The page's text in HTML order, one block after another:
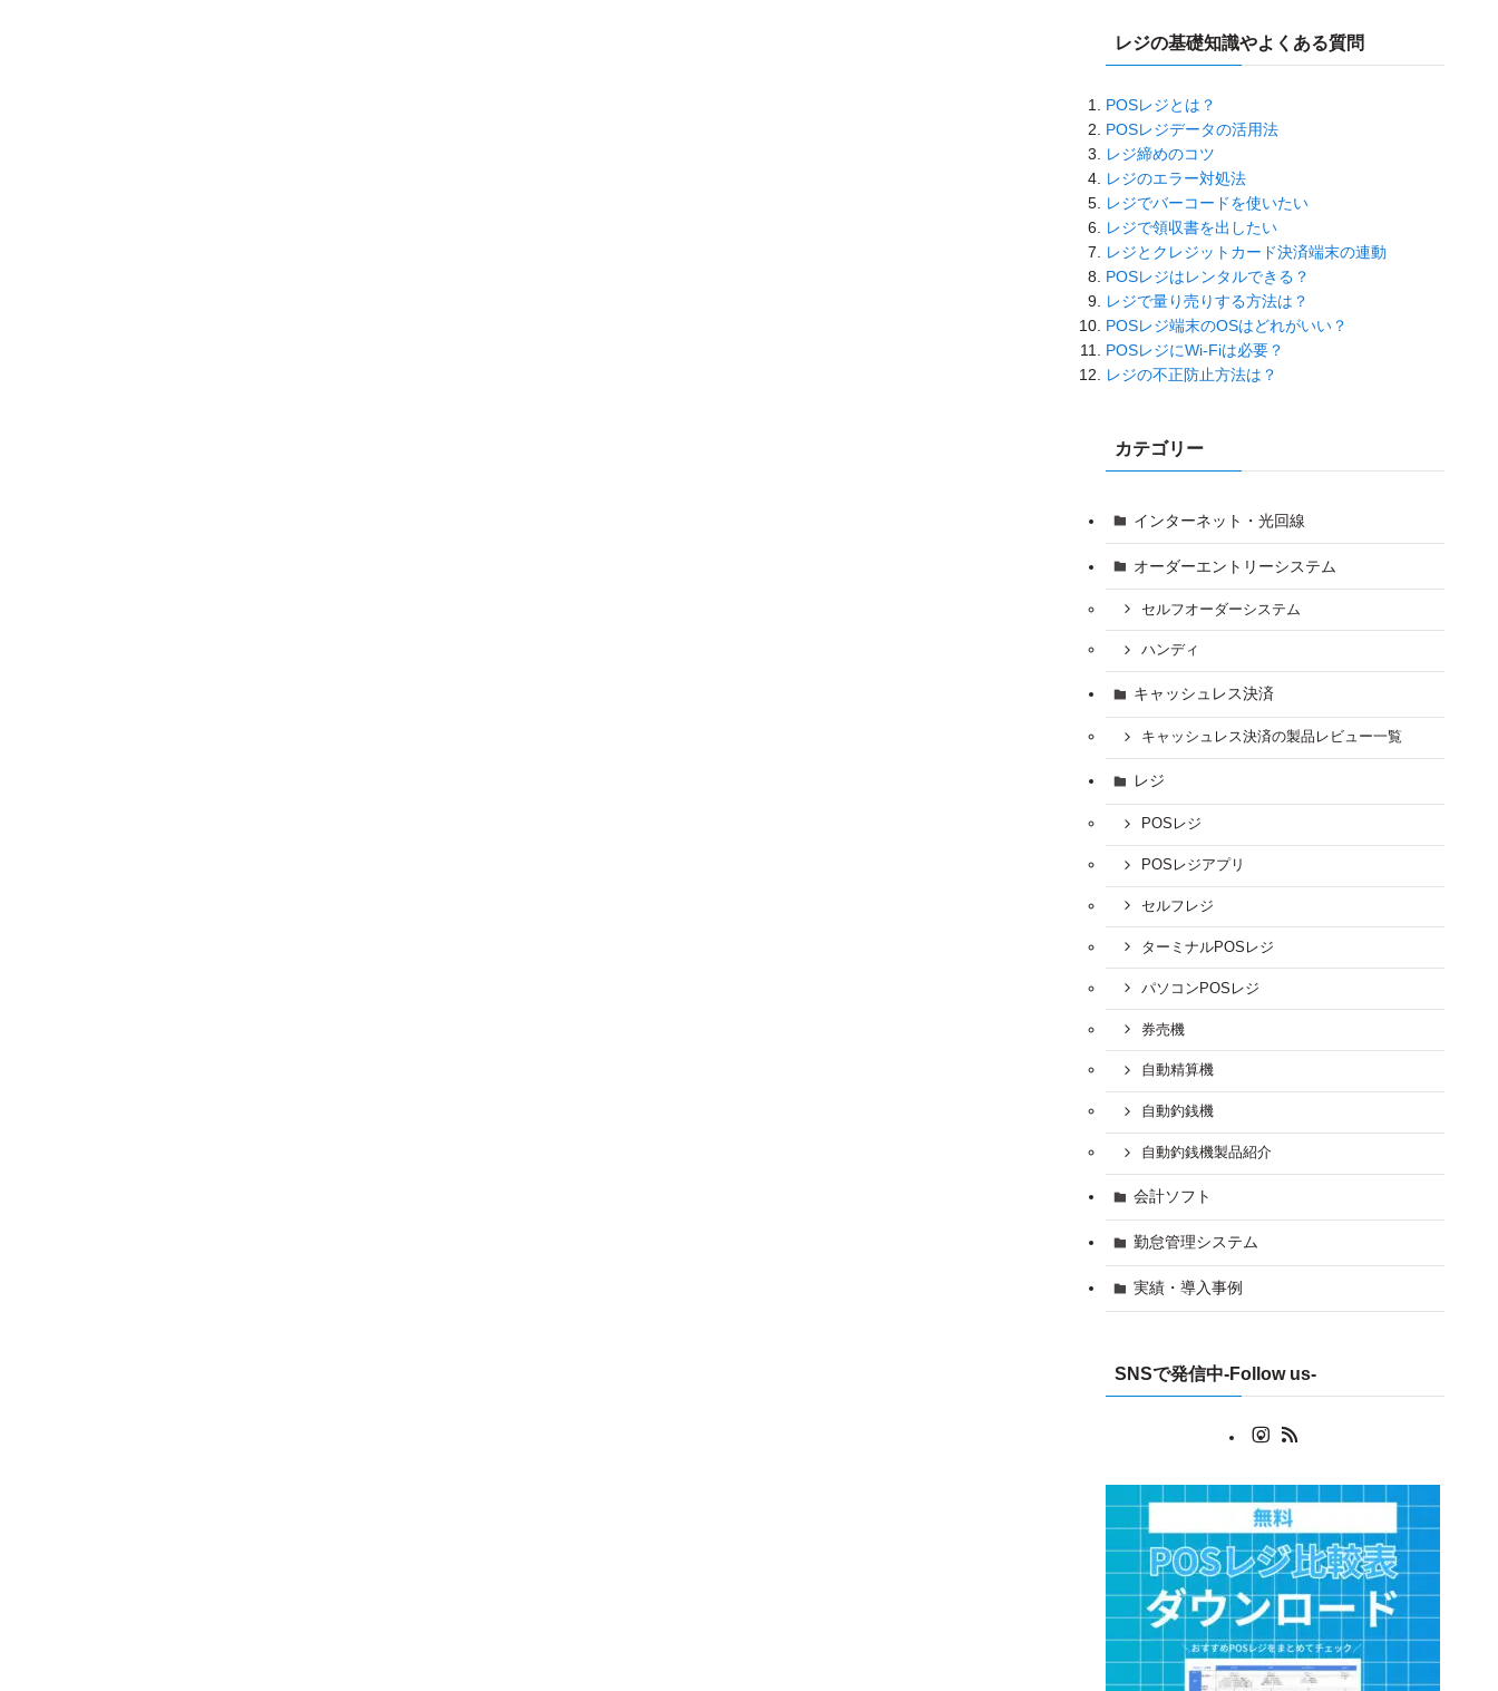
レジの基礎知識やよくある質問
POSレジとは？
POSレジデータの活用法
レジ締めのコツ
レジのエラー対処法
レジでバーコードを使いたい
レジで領収書を出したい
レジとクレジットカード決済端末の連動
POSレジはレンタルできる？
レジで量り売りする方法は？
POSレジ端末のOSはどれがいい？
POSレジにWi-Fiは必要？
レジの不正防止方法は？
カテゴリー
インターネット・光回線
オーダーエントリーシステム
セルフオーダーシステム
ハンディ
キャッシュレス決済
キャッシュレス決済の製品レビュー一覧
レジ
POSレジ
POSレジアプリ
セルフレジ
ターミナルPOSレジ
パソコンPOSレジ
券売機
自動精算機
自動釣銭機
自動釣銭機製品紹介
会計ソフト
勤怠管理システム
実績・導入事例
SNSで発信中-Follow us-